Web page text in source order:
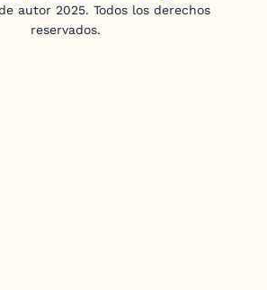
autor 2025. Todos los derechos
reservados.